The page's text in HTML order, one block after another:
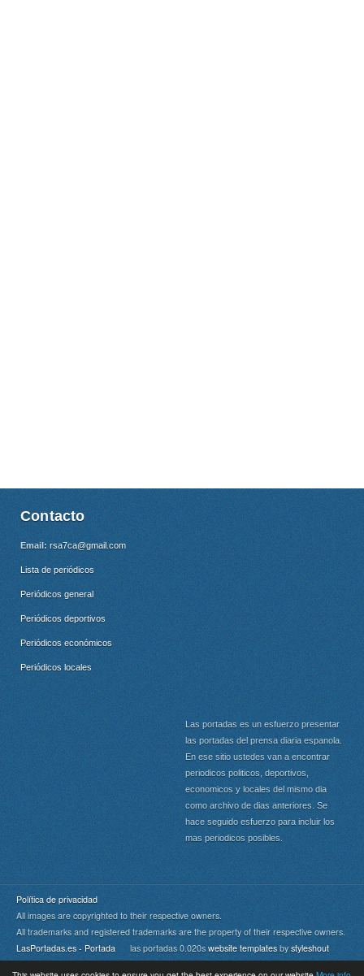
Contacto
Email: rsa7ca@gmail.com
Lista de periódicos
Periódicos general
Periódicos deportivos
Periódicos económicos
Periódicos locales
Las portadas es un esfuerzo presentar
las portadas del prensa diaria espanola.
En ese sitio ustedes van a encontrar
periodicos politicos, deportivos,
economicos y locales del mismo dia
como archivo de dias anteriores. Se
hace seguido esfuerzo para incluir los
mas periodicos posibles.
Política de privacidad
All images are copyrighted to their respective owners.
All trademarks and registered trademarks are the property of their respective owners.
LasPortadas.es - Portada las portadas 0.020s website templatesby styleshout